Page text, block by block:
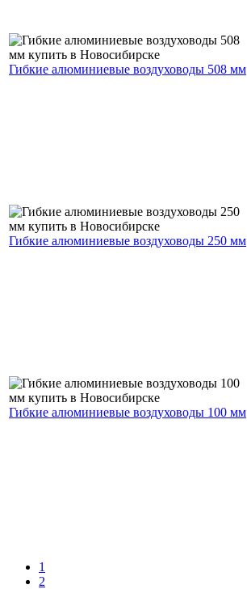
Гибкие алюминиевые воздуховоды 508 мм
Гибкие алюминиевые воздуховоды 250 мм
Гибкие алюминиевые воздуховоды 100 мм
1
2